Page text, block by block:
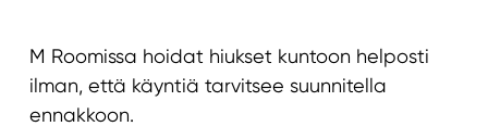
M Roomissa hoidat hiukset kuntoon helposti
ilman, että käyntiä tarvitsee suunnitella
ennakkoon.